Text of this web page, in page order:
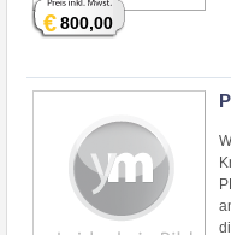
€800,00